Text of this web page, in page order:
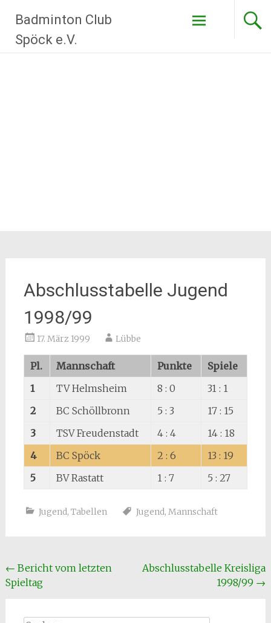
Inhalt
springen
Badminton Club
Spöck e.V.
Abschlusstabelle Jugend
1998/99
17. März 1999 Lübbe
Pl. Mannschaft Punkte
Spiele
1
TV Helmsheim 8 : 0
31 : 1
2
BC Schöllbronn 5 : 3
17 : 15
3
TSV Freudenstadt 4 : 4
14 : 18
4
BC Spöck 2 : 6
13 : 19
5
BV Rastatt 1 : 7 5 : 27
Jugend, Tabellen Jugend, Mannschaft
Beitragsnavigation
← Bericht vom letzten
Spieltag
Abschlusstabelle Kreisliga
1998/99 →